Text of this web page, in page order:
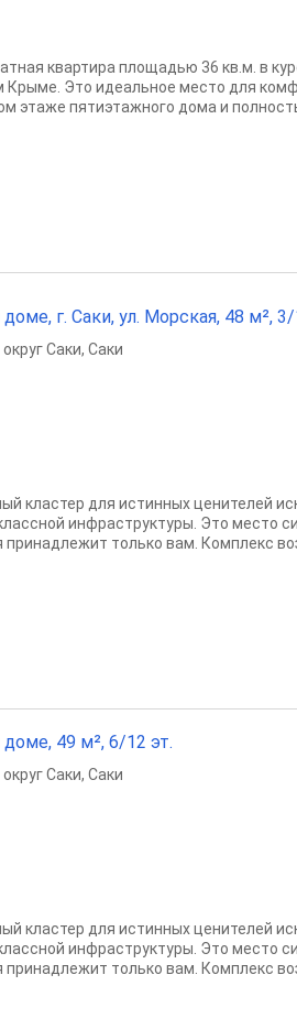
квартира площадью 36 кв.м. в
Это идеальное место для
этаже пятиэтажного дома и
г. Саки, ул. Морская, 48 м², 3/
Саки, Саки
кластер для истинных ценителей
инфраструктуры. Это место
только вам. Комплекс
49 м², 6/12 эт.
Саки, Саки
кластер для истинных ценителей
инфраструктуры. Это место
только вам. Комплекс